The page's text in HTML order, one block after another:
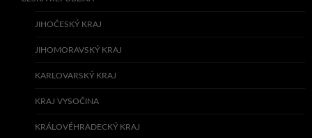
JIHOČESKÝ KRAJ
JIHOMORAVSKÝ KRAJ
KARLOVARSKÝ KRAJ
KRAJ VYSOČINA
KRÁLOVÉHRADECKÝ KRAJ